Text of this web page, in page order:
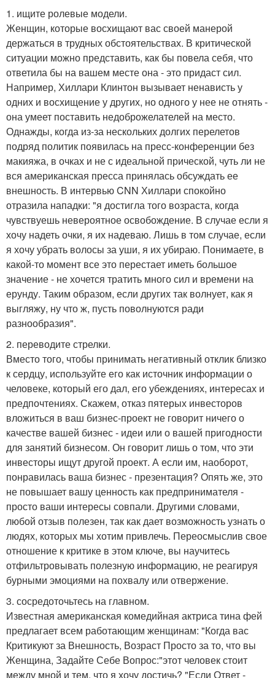
1. ищите ролевые модели.
Женщин, которые восхищают вас своей манерой
держаться в трудных обстоятельствах. В критической
ситуации можно представить, как бы повела себя, что
ответила бы на вашем месте она - это придаст сил.
Например, Хиллари Клинтон вызывает ненависть у
одних и восхищение у других, но одного у нее не отнять -
она умеет поставить недоброжелателей на место.
Однажды, когда из-за нескольких долгих перелетов
подряд политик появилась на пресс-конференции без
макияжа, в очках и не с идеальной прической, чуть ли не
вся американская пресса принялась обсуждать ее
внешность. В интервью CNN Хиллари спокойно
отразила нападки: "я достигла того возраста, когда
чувствуешь невероятное освобождение. В случае если я
хочу надеть очки, я их надеваю. Лишь в том случае, если
я хочу убрать волосы за уши, я их убираю. Понимаете, в
какой-то момент все это перестает иметь большое
значение - не хочется тратить много сил и времени на
ерунду. Таким образом, если других так волнует, как я
выгляжу, ну что ж, пусть поволнуются ради
разнообразия".
2. переводите стрелки.
Вместо того, чтобы принимать негативный отклик близко
к сердцу, используйте его как источник информации о
человеке, который его дал, его убеждениях, интересах и
предпочтениях. Скажем, отказ пятерых инвесторов
вложиться в ваш бизнес-проект не говорит ничего о
качестве вашей бизнес - идеи или о вашей пригодности
для занятий бизнесом. Он говорит лишь о том, что эти
инвесторы ищут другой проект. А если им, наоборот,
понравилась ваша бизнес - презентация? Опять же, это
не повышает вашу ценность как предпринимателя -
просто ваши интересы совпали. Другими словами,
любой отзыв полезен, так как дает возможность узнать о
людях, которых мы хотим привлечь. Переосмыслив свое
отношение к критике в этом ключе, вы научитесь
отфильтровывать полезную информацию, не реагируя
бурными эмоциями на похвалу или отвержение.
3. сосредоточьтесь на главном.
Известная американская комедийная актриса тина фей
предлагает всем работающим женщинам: "Когда вас
Критикуют за Внешность, Возраст Просто за то, что вы
Женщина, Задайте Себе Вопрос:"этот человек стоит
между мной и тем, что я хочу достичь? "Если Ответ -